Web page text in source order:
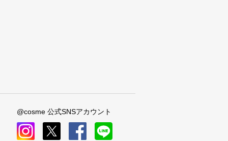
@cosme 公式SNSアカウント